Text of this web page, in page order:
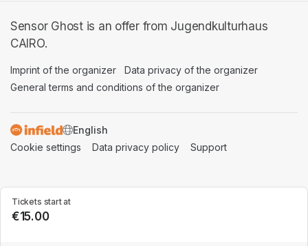
Tickets start at
€15.00
Sensor Ghost is an offer from Jugendkulturhaus
CAIRO.
Imprint of the organizer (opens in a new tab)
Data privacy of the organizer
General terms and conditions of the organizer
SWITCH LANGUAGE
Cookie settings (opens in a new tab)
Data privacy policy (opens in a new tab)
Support